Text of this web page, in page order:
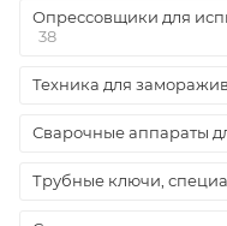
Опрессовщики для
38
Техника для
Сварочные аппараты
Трубные ключи,